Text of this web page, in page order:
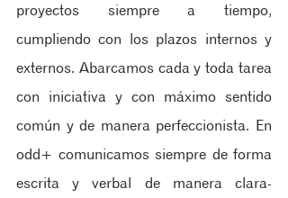
proyectos siempre a tiempo,
cumpliendo con los plazos internos y
externos. Abarcamos cada y toda tarea
con iniciativa y con máximo sentido
común y de manera perfeccionista. En
odd+ comunicamos siempre de forma
escrita y verbal de manera clara-